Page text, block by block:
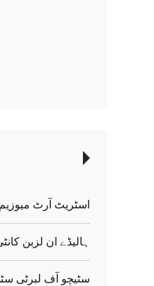
اسٹریٹ آرٹ
ہالیڈے ان لزبن
سٹیچو آف لبرٹی